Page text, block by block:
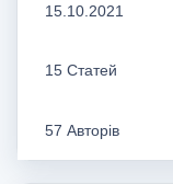
15.10.2021
15 Статей
57 Авторів